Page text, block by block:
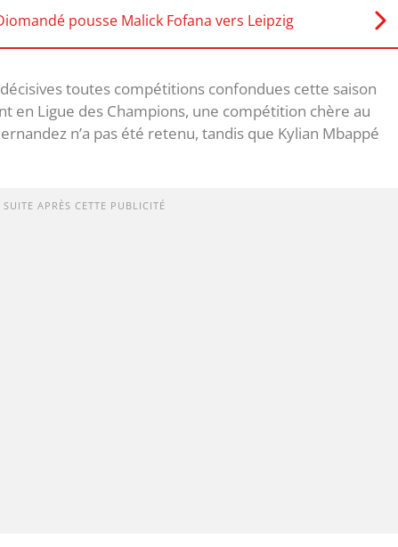
pousse Malick Fofana vers Leipzig
toutes compétitions confondues cette saison
en Ligue des Champions, une compétition chère au
n’a pas été retenu, tandis que Kylian Mbappé
SUITE APRÈS CETTE PUBLICITÉ